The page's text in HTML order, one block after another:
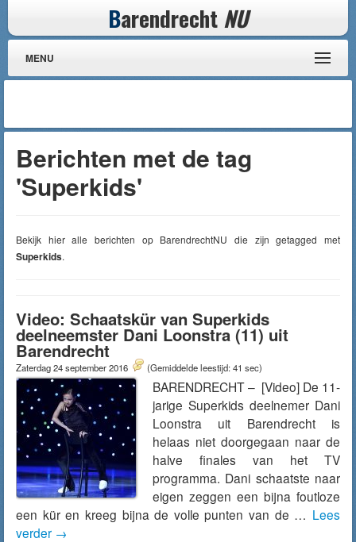
Barendrecht NU
MENU
Berichten met de tag
'Superkids'
Bekijk hier alle berichten op BarendrechtNU die zijn getagged met
Superkids.
Video: Schaatskür van Superkids
deelneemster Dani Loonstra (11) uit
Barendrecht
Zaterdag 24 september 2016 (Gemiddelde leestijd: 41 sec)
BARENDRECHT – [Video] De 11-
jarige Superkids deelnemer Dani
Loonstra uit Barendrecht is
helaas niet doorgegaan naar de
halve finales van het TV
programma. Dani schaatste naar
eigen zeggen een bijna foutloze
een kür en kreeg bijna de volle punten van de … Lees
verder →